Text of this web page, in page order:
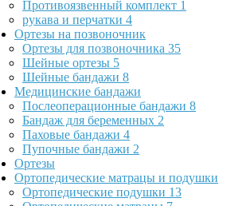
Противоязвенный комплект 1
рукава и перчатки 4
Ортезы на позвоночник
Ортезы для позвоночника 35
Шейные ортезы 5
Шейные бандажи 8
Медицинские бандажи
Послеоперационные бандажи 8
Бандаж для беременных 2
Паховые бандажи 4
Пупочные бандажи 2
Ортезы
Ортопедические матрацы и подушки
Ортопедические подушки 13